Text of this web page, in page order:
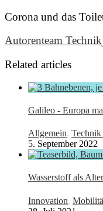
Corona und das
Autorenteam
Related articles
Galileo - Europa
Allgemein,
5. September 2022
Wasserstoff als
Innovation,